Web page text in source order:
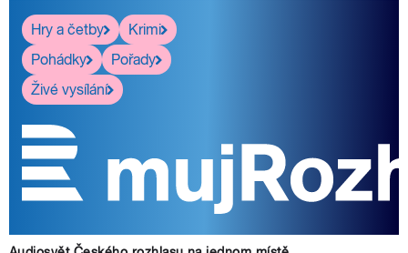
Hry a četby
Krimi
Pohádky
Pořady
Živé vysílání